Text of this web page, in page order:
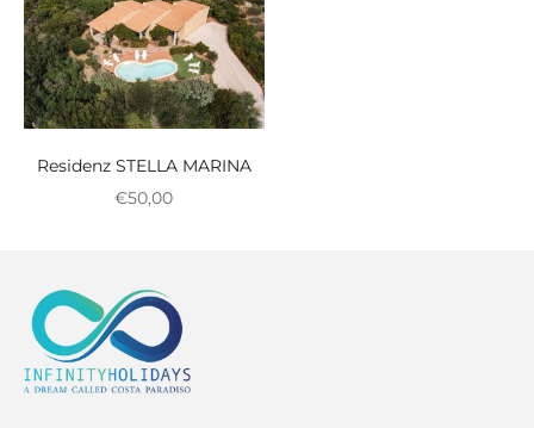
Residenz STELLA MARINA
Reduzierter Preis
€50,00